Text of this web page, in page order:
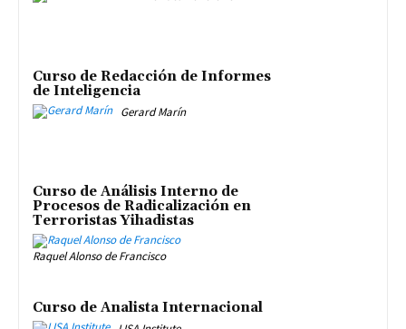
Curso de Redacción de Informes
de Inteligencia
Gerard Marín
Curso de Análisis Interno de
Procesos de Radicalización en
Terroristas Yihadistas
Raquel Alonso de Francisco
Curso de Analista Internacional